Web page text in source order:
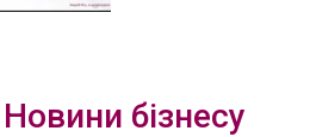
Новини бізнесу